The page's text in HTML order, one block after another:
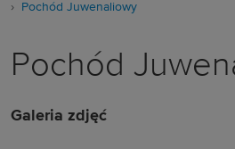
Pochód Juwenaliowy
Pochód
Galeria zdjęć